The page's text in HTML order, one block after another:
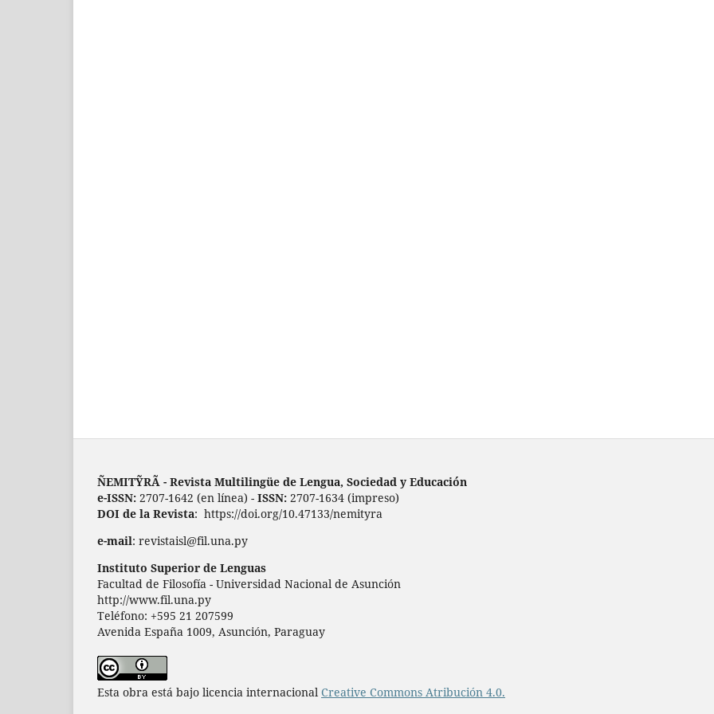
ÑEMITỸRÃ - Revista Multilingüe de Lengua, Sociedad y Educación
e-ISSN: 2707-1642 (en línea) - ISSN: 2707-1634 (impreso)
DOI de la Revista: https://doi.org/10.47133/nemityra
e-mail: revistaisl@fil.una.py
Instituto Superior de Lenguas
Facultad de Filosofía - Universidad Nacional de Asunción
http://www.fil.una.py
Teléfono: +595 21 207599
Avenida España 1009, Asunción, Paraguay
Esta obra está bajo licencia internacional Creative Commons Atribución 4.0.